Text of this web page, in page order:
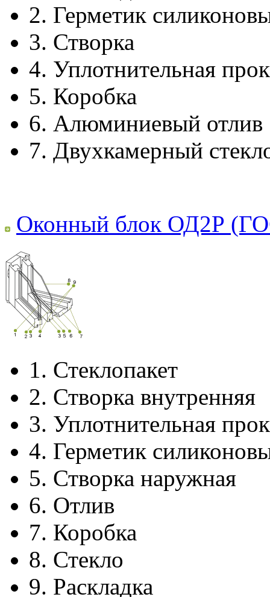
2. Герметик
3. Створка
4. Уплотнительная
5. Коробка
6. Алюминиевый отлив
7. Двухкамерный
Оконный блок ОД2Р
1. Стеклопакет
2. Створка внутренняя
3. Уплотнительная
4. Герметик
5. Створка наружная
6. Отлив
7. Коробка
8. Стекло
9. Раскладка